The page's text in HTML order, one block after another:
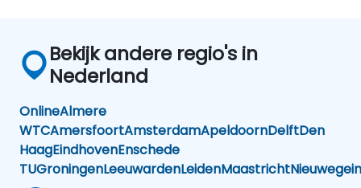
Bekijk andere regio's in
Nederland
OnlineAlmere
WTCAmersfoortAmsterdamApeldoornDelftDen
HaagEindhovenEnschede
TUGroningenLeeuwardenLeidenMaastrichtNieuwegein